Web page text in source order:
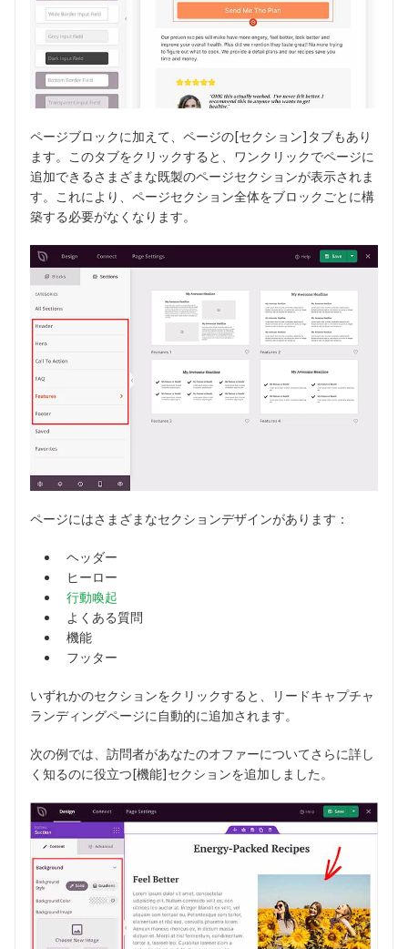
ページブロックに加えて、ページの[セクション]タブもあり
ます。このタブをクリックすると、ワンクリックでページに
追加できるさまざまな既製のページセクションが表示されま
す。これにより、ページセクション全体をブロックごとに構
築する必要がなくなります。
ページにはさまざまなセクションデザインがあります：
ヘッダー
ヒーロー
行動喚起
よくある質問
機能
フッター
いずれかのセクションをクリックすると、リードキャプチャ
ランディングページに自動的に追加されます。
次の例では、訪問者があなたのオファーについてさらに詳し
く知るのに役立つ[機能]セクションを追加しました。